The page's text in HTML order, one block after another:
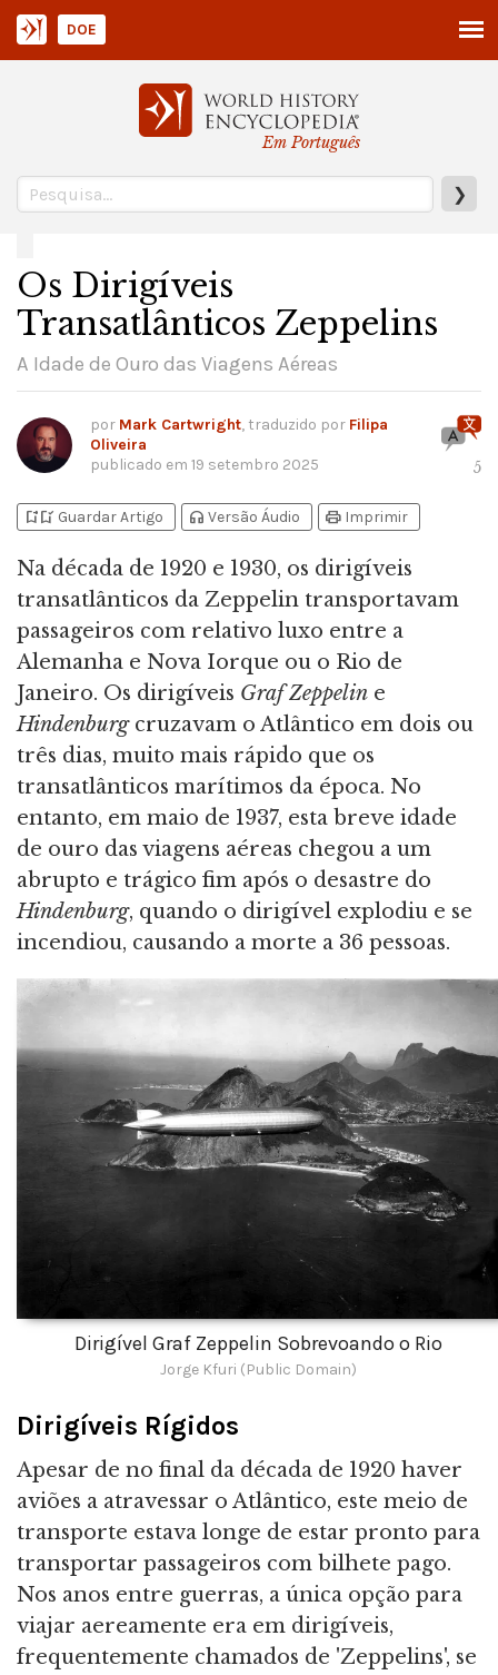
Em Português
❯
DOE
Os Dirigíveis
Transatlânticos Zeppelins
A Idade de Ouro das Viagens Aéreas
por Mark Cartwright, traduzido por Filipa
Oliveira
publicado em 19 setembro 2025 5
bookmark_addbookmark_added Guardar Artigo headphones Versão Áudio print Imprimir
Na década de 1920 e 1930, os dirigíveis
transatlânticos da Zeppelin transportavam
passageiros com relativo luxo entre a
Alemanha e Nova Iorque ou o Rio de
Janeiro. Os dirigíveis Graf Zeppelin e
Hindenburgcruzavam o Atlântico em dois ou
três dias, muito mais rápido que os
transatlânticos marítimos da época. No
entanto, em maio de 1937, esta breve idade
de ouro das viagens aéreas chegou a um
abrupto e trágico fim após o desastre do
Hindenburg, quando o dirigível explodiu e se
incendiou, causando a morte a 36 pessoas.
Dirigível Graf Zeppelin Sobrevoando o Rio
Jorge Kfuri (Public Domain)
Dirigíveis Rígidos
Apesar de no final da década de 1920 haver
aviões a atravessar o Atlântico, este meio de
transporte estava longe de estar pronto para
transportar passageiros com bilhete pago.
Nos anos entre guerras, a única opção para
viajar aereamente era em dirigíveis,
frequentemente chamados de 'Zeppelins', se